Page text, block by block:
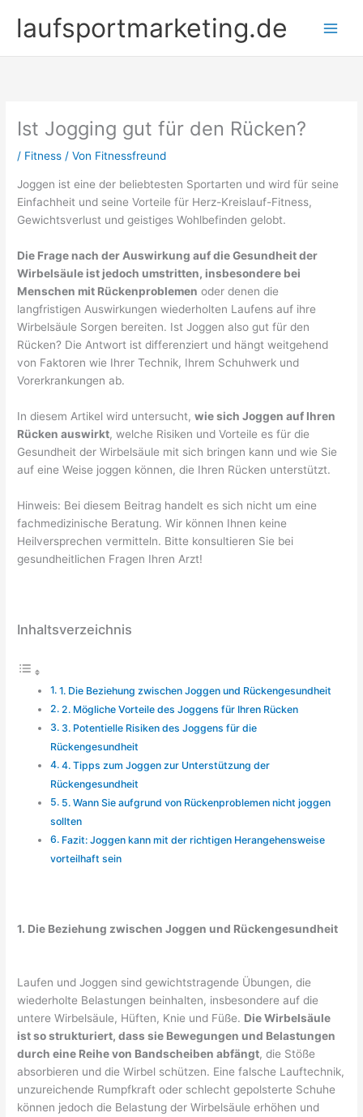
Inhaltlaufsportmarketing.de
Ist Jogging gut für den Rücken?
/ Fitness / Von Fitnessfreund
Joggen ist eine der beliebtesten Sportarten und wird für seine
Einfachheit und seine Vorteile für Herz-Kreislauf-Fitness,
Gewichtsverlust und geistiges Wohlbefinden gelobt.
Die Frage nach der Auswirkung auf die Gesundheit der
Wirbelsäule ist jedoch umstritten, insbesondere bei
Menschen mit Rückenproblemen oder denen die
langfristigen Auswirkungen wiederholten Laufens auf ihre
Wirbelsäule Sorgen bereiten. Ist Joggen also gut für den
Rücken? Die Antwort ist differenziert und hängt weitgehend
von Faktoren wie Ihrer Technik, Ihrem Schuhwerk und
Vorerkrankungen ab.
In diesem Artikel wird untersucht,wie sich Joggen auf Ihren
Rücken auswirkt, welche Risiken und Vorteile es für die
Gesundheit der Wirbelsäule mit sich bringen kann und wie Sie
auf eine Weise joggen können, die Ihren Rücken unterstützt.
Hinweis: Bei diesem Beitrag handelt es sich nicht um eine
fachmedizinische Beratung. Wir können Ihnen keine
Heilversprechen vermitteln. Bitte konsultieren Sie bei
gesundheitlichen Fragen Ihren Arzt!
Inhaltsverzeichnis
1. Die Beziehung zwischen Joggen und Rückengesundheit
2. Mögliche Vorteile des Joggens für Ihren Rücken
3. Potentielle Risiken des Joggens für die
Rückengesundheit
4. Tipps zum Joggen zur Unterstützung der
Rückengesundheit
5. Wann Sie aufgrund von Rückenproblemen nicht joggen
sollten
Fazit: Joggen kann mit der richtigen Herangehensweise
vorteilhaft sein
1. Die Beziehung zwischen Joggen und Rückengesundheit
Laufen und Joggen sind gewichtstragende Übungen, die
wiederholte Belastungen beinhalten, insbesondere auf die
untere Wirbelsäule, Hüften, Knie und Füße. Die Wirbelsäule
ist so strukturiert, dass sie Bewegungen und Belastungen
durch eine Reihe von Bandscheiben abfängt, die Stöße
absorbieren und die Wirbel schützen. Eine falsche Lauftechnik,
unzureichende Rumpfkraft oder schlecht gepolsterte Schuhe
können jedoch die Belastung der Wirbelsäule erhöhen und